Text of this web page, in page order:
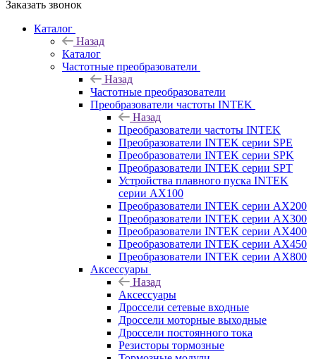
Заказать звонок
Каталог
Назад
Каталог
Частотные преобразователи
Назад
Частотные преобразователи
Преобразователи частоты INTEK
Назад
Преобразователи частоты INTEK
Преобразователи INTEK серии SPE
Преобразователи INTEK серии SPK
Преобразователи INTEK серии SPT
Устройства плавного пуска INTEK
серии AX100
Преобразователи INTEK серии AX200
Преобразователи INTEK серии AX300
Преобразователи INTEK серии AX400
Преобразователи INTEK серии AX450
Преобразователи INTEK серии AX800
Аксессуары
Назад
Аксессуары
Дроссели сетевые входные
Дроссели моторные выходные
Дроссели постоянного тока
Резисторы тормозные